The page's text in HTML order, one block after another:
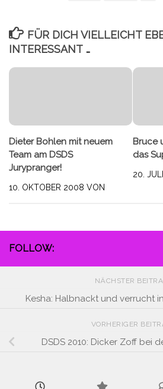
FÜR DICH VIELLEICHT
INTERESSANT …
Dieter Bohlen mit neuem
Team am DSDS
Jurypranger!
10. OKTOBER 2008 VON
Bruce
das
20.
FOLLOW:
NÄCHSTER
Kesha: Halbnackt und verrucht
VORHERIGER
DSDS 2010: Dicker Zoff bei